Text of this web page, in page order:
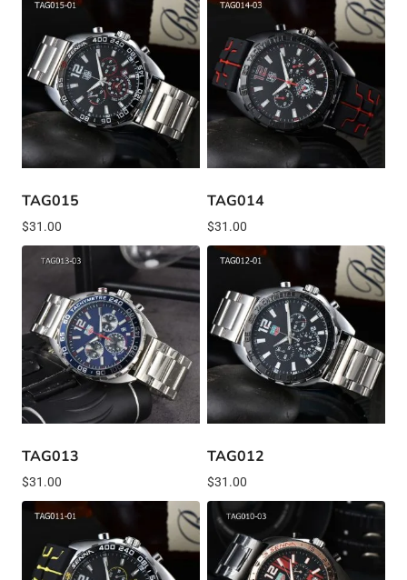
TAG015
$31.00
TAG014
$31.00
TAG013
$31.00
TAG012
$31.00